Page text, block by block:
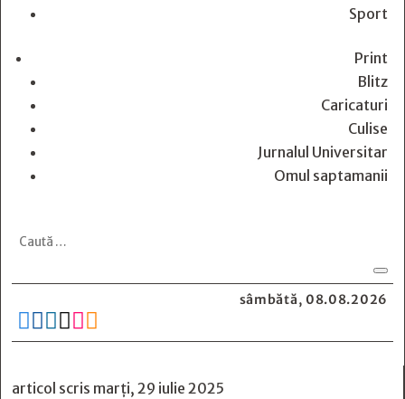
Sport
Print
Blitz
Caricaturi
Culise
Jurnalul Universitar
Omul saptamanii
sâmbătă, 08.08.2026
     
articol scris marți, 29 iulie 2025